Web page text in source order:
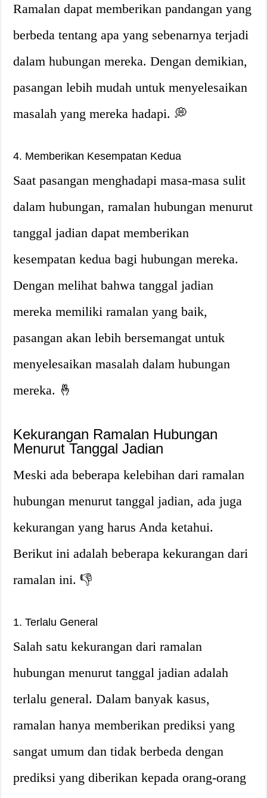
Ramalan dapat memberikan pandangan yang
berbeda tentang apa yang sebenarnya terjadi
dalam hubungan mereka. Dengan demikian,
pasangan lebih mudah untuk menyelesaikan
masalah yang mereka hadapi. 💭
4. Memberikan Kesempatan Kedua
Saat pasangan menghadapi masa-masa sulit
dalam hubungan, ramalan hubungan menurut
tanggal jadian dapat memberikan
kesempatan kedua bagi hubungan mereka.
Dengan melihat bahwa tanggal jadian
mereka memiliki ramalan yang baik,
pasangan akan lebih bersemangat untuk
menyelesaikan masalah dalam hubungan
mereka. 🤞
Kekurangan Ramalan Hubungan
Menurut Tanggal Jadian
Meski ada beberapa kelebihan dari ramalan
hubungan menurut tanggal jadian, ada juga
kekurangan yang harus Anda ketahui.
Berikut ini adalah beberapa kekurangan dari
ramalan ini. 👎
1. Terlalu General
Salah satu kekurangan dari ramalan
hubungan menurut tanggal jadian adalah
terlalu general. Dalam banyak kasus,
ramalan hanya memberikan prediksi yang
sangat umum dan tidak berbeda dengan
prediksi yang diberikan kepada orang-orang